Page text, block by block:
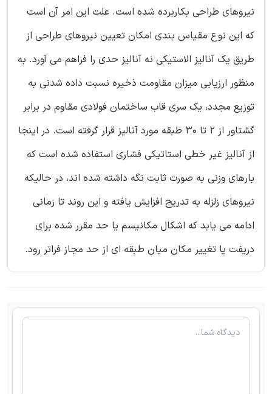
نیروهای طراحی بکاربرده شده است. علت این امر آن است
که این نوع مقیاس بندی امکان تعیین نیروهای طراحی از
طریق یک آنالیز الاستیکی نه آنالیز حدی را فراهم می آورد. به
منظور ارزیابی میزان مقاومت ذخیره نسبت داده شدنی به
توزیع مجدد، یک سری قاب ساختمان فولادی مقاوم در برابر
گشتاور از 2 تا 30 طبقه مورد آنالیز قرار گرفته است. در اینجا
از آنالیز غیر خطی استاتیکی فشاری استفاده شده است که
بارهای وزنی به صورت ثابت نگه داشته شده اند، در حالیکه
نیروهای زلزله به تدریج افزایش یافته و این روند تا زمانی
ادامه می یابد که اشکال مکانیسم یا حد مقرر شده برای
دریفت یا تغییر مکان میان طبقه ای از حد مجاز فراتر رود.